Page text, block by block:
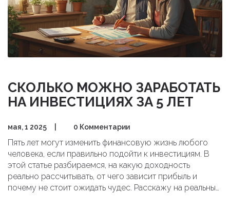
СКОЛЬКО МОЖНО ЗАРАБОТАТЬ
НА ИНВЕСТИЦИЯХ ЗА 5 ЛЕТ
мая, 1 2025 0 Комментарии
Пять лет могут изменить финансовую жизнь любого
человека, если правильно подойти к инвестициям. В
этой статье разбираемся, на какую доходность
реально рассчитывать, от чего зависит прибыль и
почему не стоит ожидать чудес. Расскажу на реальных